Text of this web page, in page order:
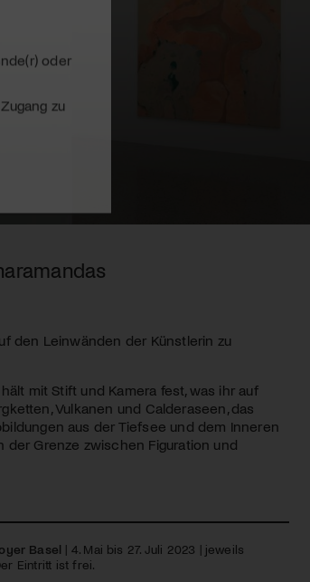
den Leinwänden der Künstlerin zu
mit Stift und Kamera fest, was ihr auf
Vulkanen und Calderaseen, das
aus der Tiefsee und dem Inneren
Grenze zwischen Figuration und
Basel | 4. Mai bis 27. Juli 2023 | jeweils
Eintritt ist frei.
oder
zu